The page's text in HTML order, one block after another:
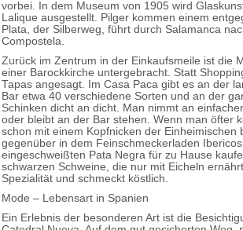
vorbei. In dem Museum von 1905 wird
Lalique ausgestellt. Pilger kommen einem
Plata, der Silberweg, führt durch Salamanca
Compostela.
Zurück im Zentrum in der Einkaufsmeile ist die
einer Barockkirche untergebracht. Statt S
Tapas angesagt. Im Casa Paca gibt es an der
Bar etwa 40 verschiedene Sorten und an der
Schinken dicht an dicht. Man nimmt an
oder bleibt an der Bar stehen. Wenn man öfter
schon mit einem Kopfnicken der Einheimischen
gegenüber in dem Feinschmeckerladen
eingeschweißten Pata Negra für zu Hause
schwarzen Schweine, die nur mit Eicheln
Spezialität und schmeckt köstlich.
Mode – Lebensart in Spanien
Ein Erlebnis der besonderen Art ist die